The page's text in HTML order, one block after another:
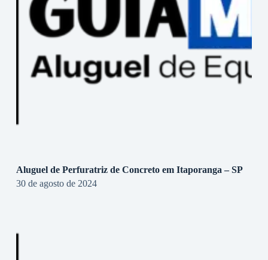
Aluguel de Perfuratriz de Concreto em Itaporanga – SP
30 de agosto de 2024